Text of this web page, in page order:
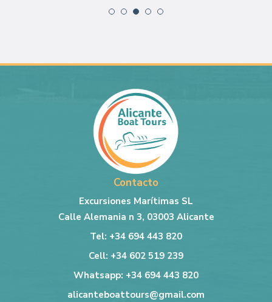
Contacto
Excursiones Marítimas SL
Calle Alemania n 3, 03003 Alicante
Tel: +34 694 443 820
Cell: +34 602 519 239
Whatsapp: +34 694 443 820
alicanteboattours@gmail.com